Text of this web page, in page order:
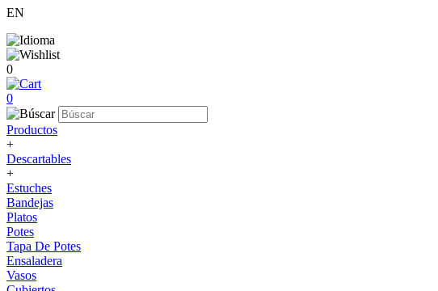
EN
0
0
Productos
+
Descartables
+
Estuches
Bandejas
Platos
Potes
Tapa De Potes
Ensaladera
Vasos